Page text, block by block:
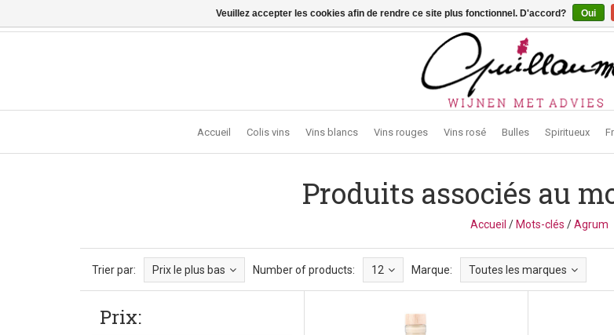
Vragen? Bel ons: +32 (0)13 - 77 11 21 - Winkel: Lochtstraat 2, 3272 Testelt -info@guillaumewijnen.be
Accueil Colis vins Vins blancs Vins rouges Vins rosé Bulles Spiritueux
Produits associés au
Accueil /Mots-clés /Agrum
Trier par: Prix le plus bas Number of products: 12 Marque: Toutes les marques
Prix:
Veuillez accepter les cookies afin de rendre ce site plus fonctionnel. D'accord? Oui